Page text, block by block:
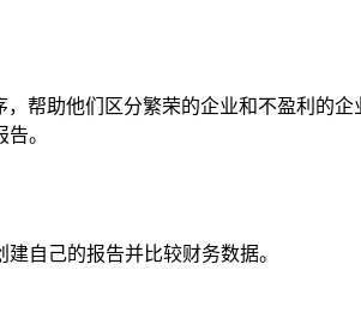
帮助他们区分繁荣的企业和不盈利的
。
自己的报告并比较财务数据。